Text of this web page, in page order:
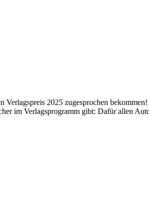
Verlagspreis 2025 zugesprochen
im Verlagsprogramm gibt: Dafür allen